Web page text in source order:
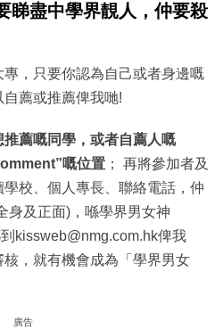
睇盡中學界靚人，仲要殺
，只要你認為自己或者身邊嘅
薦或推薦俾我哋!
推薦嘅同學，或者自薦人嘅
嘅位置； 再將參加者及
校、個人專長、聯絡電話，仲
身及正面)，喺學界男女神
kissweb@nmg.com.hk俾我
，就有機會成為「學界男女
廣告